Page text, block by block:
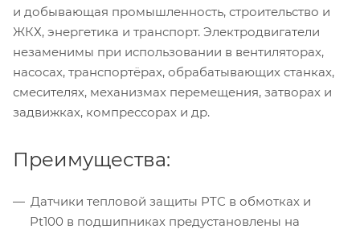
и добывающая промышленность, строительство и
ЖКХ, энергетика и транспорт. Электродвигатели
незаменимы при использовании в вентиляторах,
насосах, транспортёрах, обрабатывающих станках,
смесителях, механизмах перемещения, затворах и
задвижках, компрессорах и др.
Преимущества:
Датчики тепловой защиты PTC в обмотках и
Pt100 в подшипниках предустановлены на